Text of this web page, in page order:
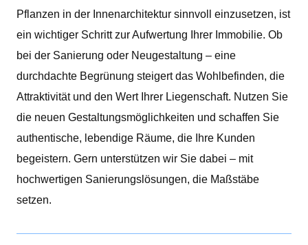
Pflanzen in der Innenarchitektur sinnvoll einzusetzen, ist
ein wichtiger Schritt zur Aufwertung Ihrer Immobilie. Ob
bei der Sanierung oder Neugestaltung – eine
durchdachte Begrünung steigert das Wohlbefinden, die
Attraktivität und den Wert Ihrer Liegenschaft. Nutzen Sie
die neuen Gestaltungsmöglichkeiten und schaffen Sie
authentische, lebendige Räume, die Ihre Kunden
begeistern. Gern unterstützen wir Sie dabei – mit
hochwertigen Sanierungslösungen, die Maßstäbe
setzen.